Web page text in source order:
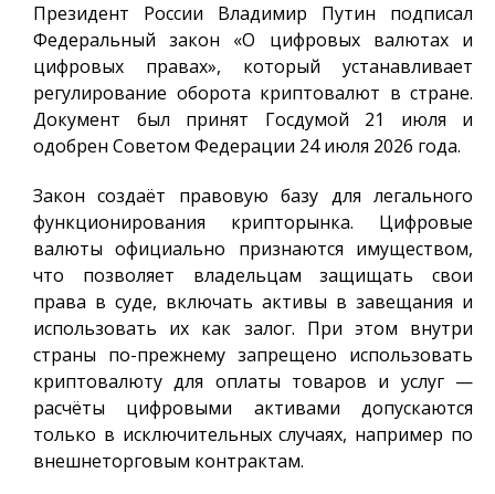
Президент России Владимир Путин подписал
Федеральный закон «О цифровых валютах и
цифровых правах», который устанавливает
регулирование оборота криптовалют в стране.
Документ был принят Госдумой 21 июля и
одобрен Советом Федерации 24 июля 2026 года.
Закон создаёт правовую базу для легального
функционирования крипторынка. Цифровые
валюты официально признаются имуществом,
что позволяет владельцам защищать свои
права в суде, включать активы в завещания и
использовать их как залог. При этом внутри
страны по-прежнему запрещено использовать
криптовалюту для оплаты товаров и услуг —
расчёты цифровыми активами допускаются
только в исключительных случаях, например по
внешнеторговым контрактам.